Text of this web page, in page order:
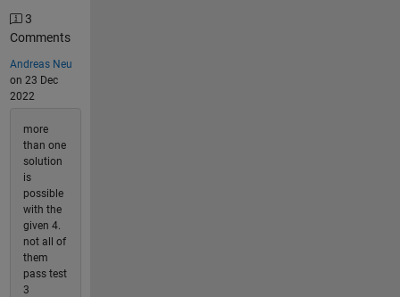
3
Comments
Andreas Neu
on 23 Dec
2022
more
than one
solution
is
possible
with the
given 4.
not all of
them
pass test
3